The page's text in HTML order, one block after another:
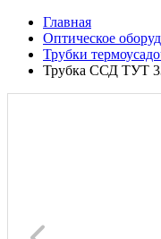
Главная
Оптическое
Трубки
Трубка ССД ТУТ